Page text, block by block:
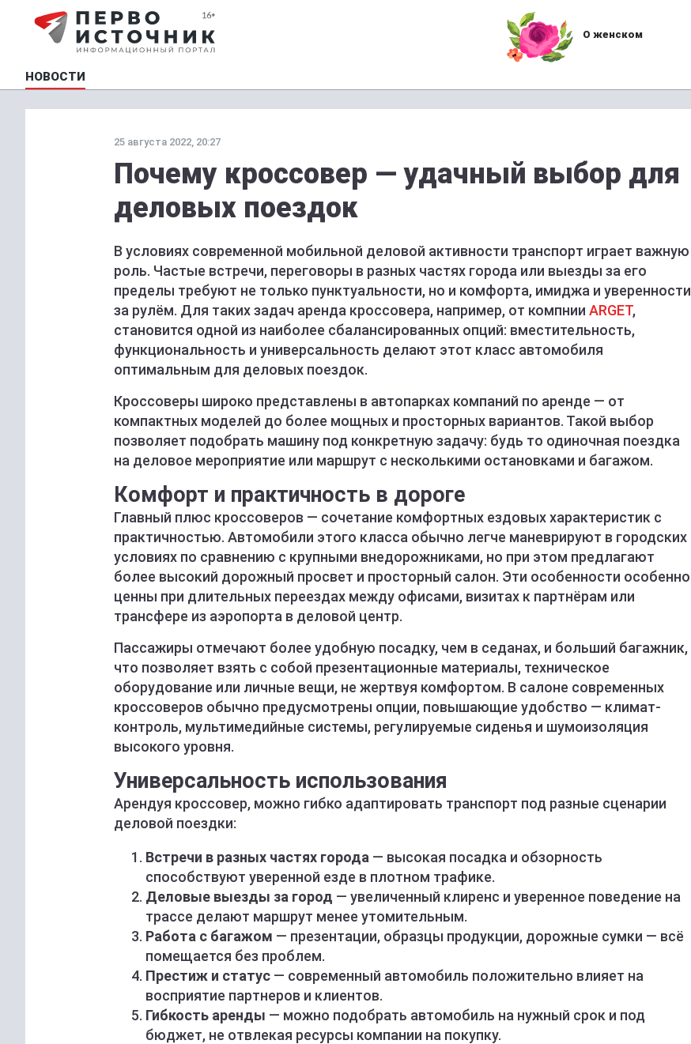
О женском
НОВОСТИ
25 августа 2022, 20:27
Почему кроссовер — удачный выбор для
деловых поездок
В условиях современной мобильной деловой активности транспорт играет важную
роль. Частые встречи, переговоры в разных частях города или выезды за его
пределы требуют не только пунктуальности, но и комфорта, имиджа и уверенности
за рулём. Для таких задач аренда кроссовера, например, от компнии ARGET,
становится одной из наиболее сбалансированных опций: вместительность,
функциональность и универсальность делают этот класс автомобиля
оптимальным для деловых поездок.
Кроссоверы широко представлены в автопарках компаний по аренде — от
компактных моделей до более мощных и просторных вариантов. Такой выбор
позволяет подобрать машину под конкретную задачу: будь то одиночная поездка
на деловое мероприятие или маршрут с несколькими остановками и багажом.
Комфорт и практичность в дороге
Главный плюс кроссоверов — сочетание комфортных ездовых характеристик с
практичностью. Автомобили этого класса обычно легче маневрируют в городских
условиях по сравнению с крупными внедорожниками, но при этом предлагают
более высокий дорожный просвет и просторный салон. Эти особенности особенно
ценны при длительных переездах между офисами, визитах к партнёрам или
трансфере из аэропорта в деловой центр.
Пассажиры отмечают более удобную посадку, чем в седанах, и больший багажник,
что позволяет взять с собой презентационные материалы, техническое
оборудование или личные вещи, не жертвуя комфортом. В салоне современных
кроссоверов обычно предусмотрены опции, повышающие удобство — климат-
контроль, мультимедийные системы, регулируемые сиденья и шумоизоляция
высокого уровня.
Универсальность использования
Арендуя кроссовер, можно гибко адаптировать транспорт под разные сценарии
деловой поездки:
Встречи в разных частях города — высокая посадка и обзорность
способствуют уверенной езде в плотном трафике.
Деловые выезды за город — увеличенный клиренс и уверенное поведение на
трассе делают маршрут менее утомительным.
Работа с багажом — презентации, образцы продукции, дорожные сумки — всё
помещается без проблем.
Престиж и статус — современный автомобиль положительно влияет на
восприятие партнеров и клиентов.
Гибкость аренды — можно подобрать автомобиль на нужный срок и под
бюджет, не отвлекая ресурсы компании на покупку.